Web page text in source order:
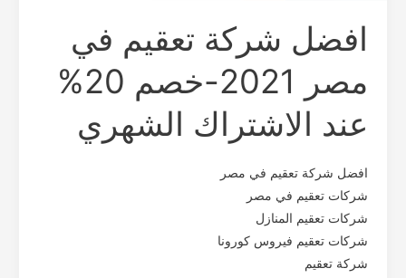
افضل شركة تعقيم في
مصر 2021-خصم 20%
عند الاشتراك الشهري
افضل شركة تعقيم في مصر
شركات تعقيم في مصر
شركات تعقيم المنازل
شركات تعقيم فيروس كورونا
شركة تعقيم